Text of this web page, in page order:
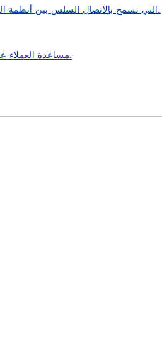
نحن من ذوي الخبرة في تطوير ودمج واجهات برمجة التطبيقات RESTful التي تسمح بالاتصال السلس بين أنظمة البرامج المختلفة.
مساعدة العملاء على تحقيق أعلى مستويات جودة المنتج من خلال خدمات الاختبار اليدوية والآلية الخاصة بنا.